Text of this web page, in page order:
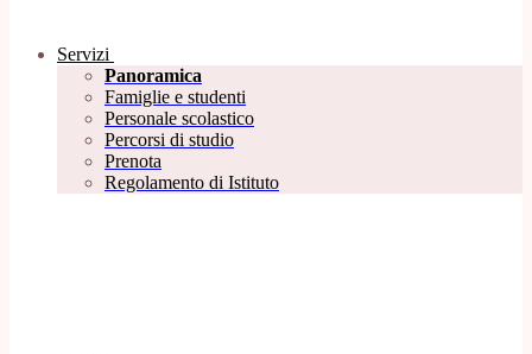
Servizi
Panoramica
Famiglie e studenti
Personale scolastico
Percorsi di studio
Prenota
Regolamento di Istituto